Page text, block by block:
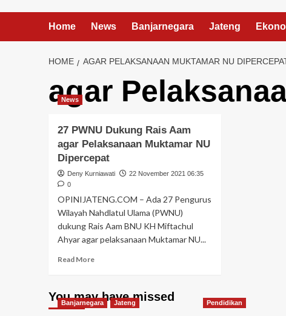
Home News Banjarnegara Jateng
HOME AGAR PELAKSANAAN MUKTAMAR NU
agar
News
27 PWNU Dukung Rais Aam
agar Pelaksanaan Muktamar NU
Dipercepat
Deny Kurniawati
22 November 2021 06:35
0
OPINIJATENG.COM – Ada 27 Pengurus
Wilayah Nahdlatul Ulama (PWNU)
dukung Rais Aam BNU KH Miftachul
Ahyar agar pelaksanaan Muktamar NU...
Read More
You may have missed
Banjarnegara Jateng Pendidikan